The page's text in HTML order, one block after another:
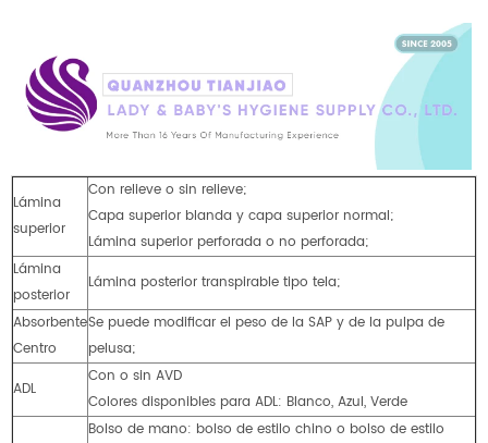
Lámina
superior
Con relieve o sin relieve;
Capa superior blanda y capa superior normal;
Lámina superior perforada o no perforada;
Lámina
posterior
Lámina posterior transpirable tipo tela;
Absorbente
Centro
Se puede modificar el peso de la SAP y de la pulpa de
pelusa;
ADL
Con o sin AVD
Colores disponibles para ADL: Blanco, Azul, Verde
Bolso de mano: bolso de estilo chino o bolso de estilo